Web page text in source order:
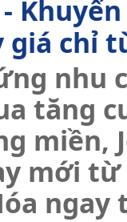
-
giá chỉ
nhu
tăng
miền,
mới
ngay